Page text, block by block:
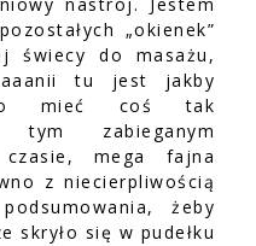
nastrój. Jestem
„okienek”
świecy do masażu,
tu jest jakby
mieć coś tak
tym zabieganym
czasie, mega fajna
z niecierpliwością
żeby
skryło się w pudełku